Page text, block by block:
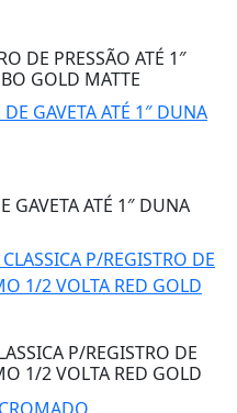
DE PRESSÃO ATÉ 1″
GOLD MATTE
GAVETA ATÉ 1″ DUNA
P/REGISTRO DE
1/2 VOLTA RED GOLD